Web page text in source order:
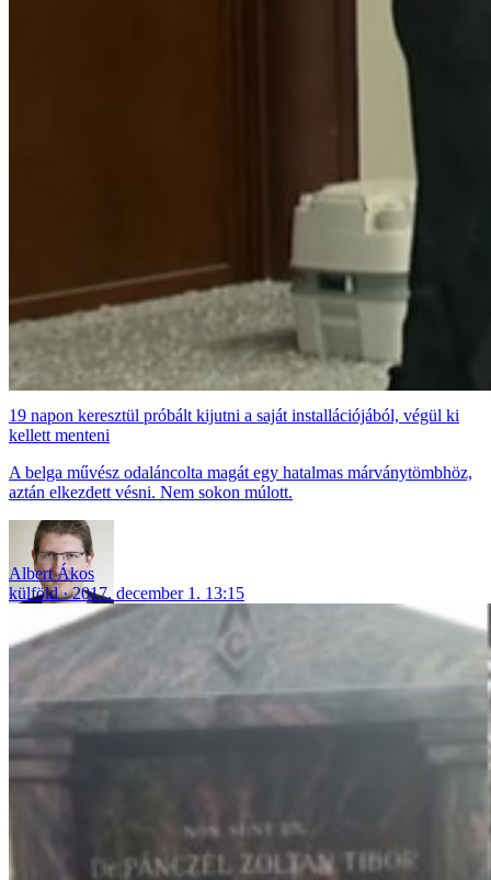
19 napon keresztül próbált kijutni a saját installációjából, végül ki
kellett menteni
A belga művész odaláncolta magát egy hatalmas márványtömbhöz,
aztán elkezdett vésni. Nem sokon múlott.
Albert Ákos
külföld
2017. december 1. 13:15